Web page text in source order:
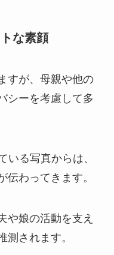
な素顔
すが、母親や他の
シーを考慮して多
いる写真からは、
伝わってきます。
や娘の活動を支え
測されます。